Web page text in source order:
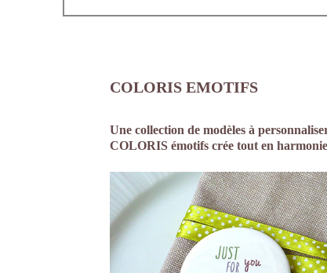
COLORIS EMOTIFS
Une collection de modèles à
COLORIS émotifs crée tout en